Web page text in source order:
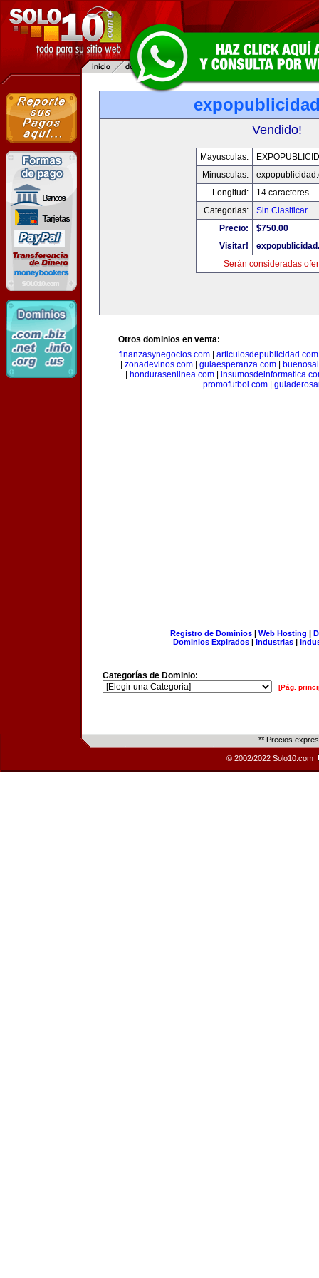
Vendido!
Mayusculas:
Minusculas:
Longitud:
14 caracteres
Categorias:
Sin Clasificar
Precio:
$750.00
Visitar!
Serán consideradas
Otros dominios en venta:
finanzasynegocios.com| articulosdepublicidad.com
zonadevinos.com| guiaesperanza.com|
hondurasenlinea.com|
promofutbol.com
Registro de Dominios| Web Hosting |
Dominios Expirados | Industrias |
Categorías de Dominio:
[Pág.
** Precios
© 2002/2022 Solo10.com